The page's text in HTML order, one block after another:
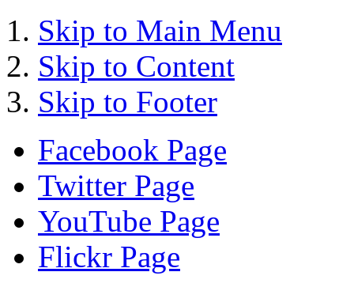
Skip to Main Menu
Skip to Content
Skip to Footer
Facebook Page
Twitter Page
YouTube Page
Flickr Page